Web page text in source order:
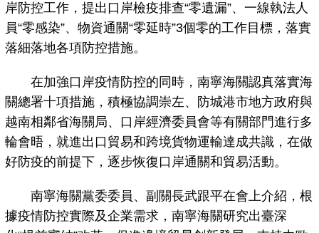
岸防控工作，提出口岸檢疫排查“零遺漏”、一線執法人
員“零感染”、物資通關“零延時”3個零的工作目標，落實
落細落地各項防控措施。
在加強口岸疫情防控的同時，南寧海關認真落實海
關總署十項措施，積極協調崇左、防城港市地方政府與
越南相鄰省海關局、口岸經濟委員會等有關部門進行多
輪會晤，就進出口貿易和跨境貨物運輸達成共識，在做
好防疫的前提下，逐步恢復口岸通關和貿易活動。
南寧海關黨委委員、副關長武跟平在會上介紹，根
據疫情防控實際及企業需求，南寧海關研究出臺深